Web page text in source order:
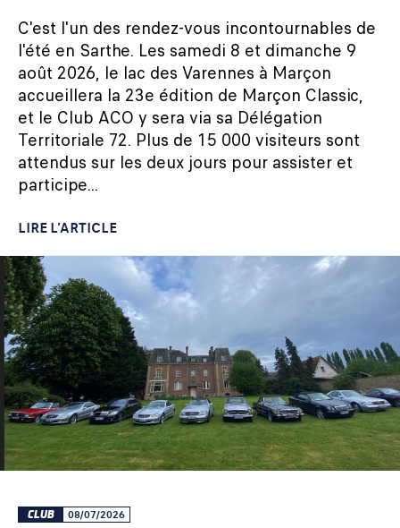
C'est l'un des rendez-vous incontournables de
l'été en Sarthe. Les samedi 8 et dimanche 9
août 2026, le lac des Varennes à Marçon
accueillera la 23e édition de Marçon Classic,
et le Club ACO y sera via sa Délégation
Territoriale 72. Plus de 15 000 visiteurs sont
attendus sur les deux jours pour assister et
participe...
LIRE L'ARTICLE
CLUB 08/07/2026